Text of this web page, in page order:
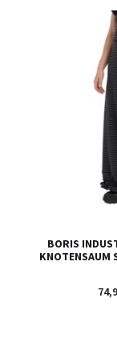
BORIS
KNOTENSAUM